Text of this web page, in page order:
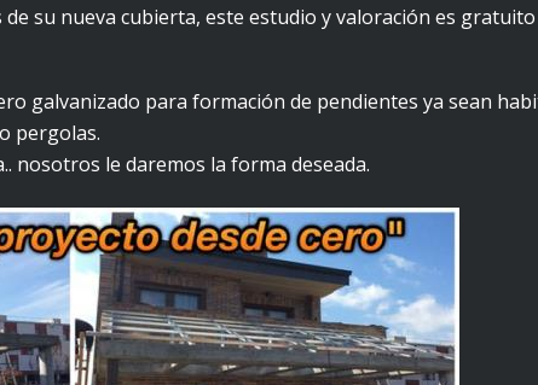
su nueva cubierta, este estudio y valoración es
galvanizado para formación de pendientes ya sean
pergolas.
nosotros le daremos la forma deseada.